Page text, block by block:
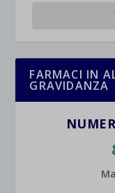
FARMACI IN
GRAVIDANZA